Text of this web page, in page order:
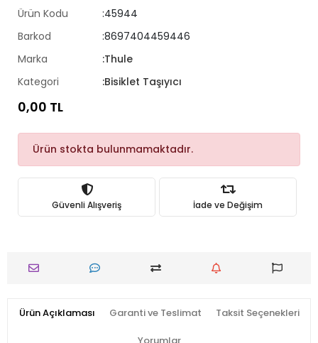
Ürün Kodu
:45944
Barkod
:8697404459446
Marka
:Thule
Kategori
:Bisiklet Taşıyıcı
0,00 TL
Ürün stokta bulunmamaktadır.
Güvenli Alışveriş İade ve Değişim
Ürün Açıklaması Garanti ve Teslimat Taksit Seçenekleri